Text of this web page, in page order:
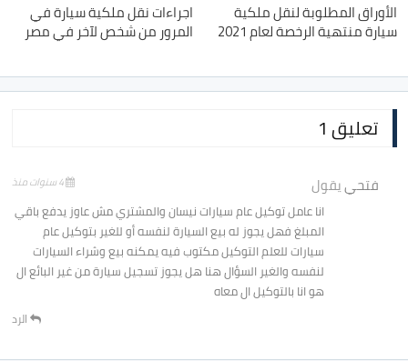
الأوراق المطلوبة لنقل ملكية
سيارة منتهية الرخصة لعام 2021
اجراءات نقل ملكية سيارة في
المرور من شخص لآخر في مصر
تعليق 1
فتحييقول 4 سنوات منذ
انا عامل توكيل عام سيارات نيسان والمشتري مش عاوز يدفع باقي
المبلغ فهل يجوز له بيع السيارة لنفسه أو للغير بتوكيل عام
سيارات للعلم التوكيل مكتوب فيه يمكنه بيع وشراء السيارات
لنفسه والغير السؤال هنا هل يجوز تسجيل سيارة من غير البائع ال
هو انا بالتوكيل ال معاه
الرد